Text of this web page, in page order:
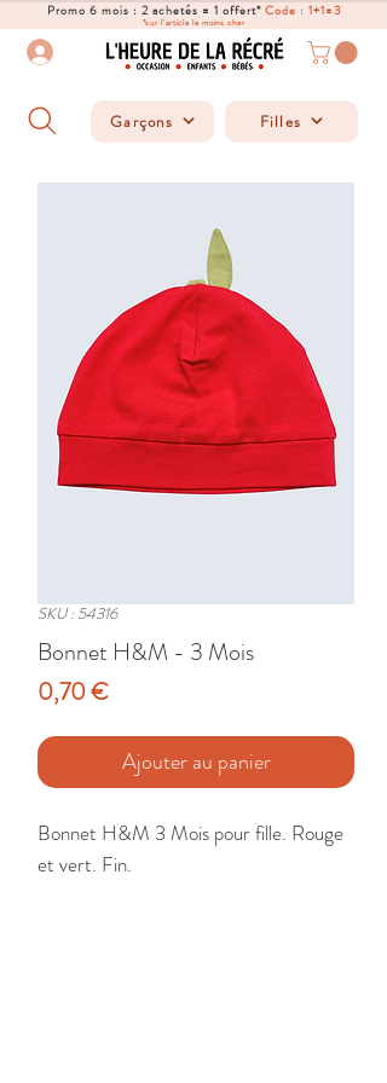
Promo 6 mois : 2 achetés = 1 offert*Code : 1+1=3
*sur l'article le moins cher
Garçons Filles
SKU : 54316
Bonnet H&M - 3 Mois
0,70 €Prix
Ajouter au panier
Bonnet H&M 3 Mois pour fille. Rouge
et vert. Fin.